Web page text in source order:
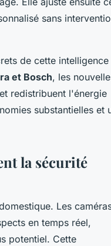
sans
de cette intelligence
et Bosch, les
redistribuent l'énergie
substantielles et
la sécurité
Les
en temps réel,
potentiel. Cette